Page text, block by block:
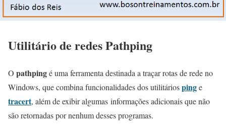
Utilitário de redes Pathping
O pathpingé uma ferramenta destinada a traçar rotas de rede no
Windows, que combina funcionalidades dos utilitáriospinge
tracert, além de exibir algumas informações adicionais que não
são retornadas por nenhum desses programas.